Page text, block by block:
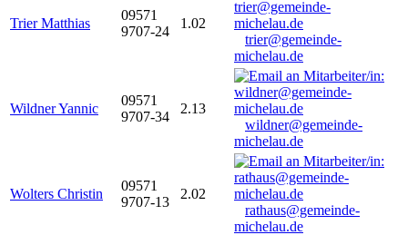
Trier Matthias
09571
9707-24
1.02
trier@gemeinde-
michelau.de
Wildner Yannic
09571
9707-34
2.13
wildner@gemeinde-
michelau.de
Wolters Christin
09571
9707-13
2.02
rathaus@gemeinde-
michelau.de